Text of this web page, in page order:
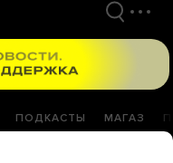
ПОДКАСТЫ МАГАЗ